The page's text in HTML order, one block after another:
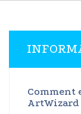
Comment
ArtWizard